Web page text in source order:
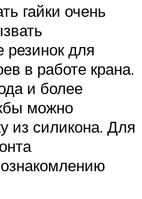
гайки очень
для
в работе крана.
и более
можно
из силикона. Для